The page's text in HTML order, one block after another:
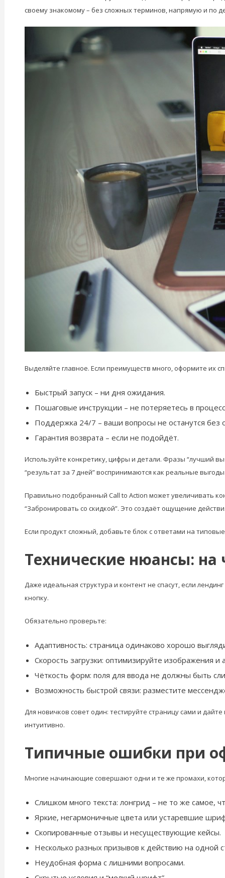
своему знакомому – без сложных терминов, напрямую и по
Выделяйте главное. Если преимуществ много, оформите их
Быстрый запуск – ни дня ожидания.
Пошаговые инструкции – не потеряетесь в
Поддержка 24/7 – ваши вопросы не останутся без
Гарантия возврата – если не подойдёт.
Используйте конкретику, цифры и детали. Фразы “лучший
“результат за 7 дней” воспринимаются как реальные
Правильно подобранный Call to Action может увеличивать
“Забронировать со скидкой”. Это создаёт ощущение
Если продукт сложный, добавьте блок с ответами на
Технические нюансы:
Даже идеальная структура и контент не спасут, если
кнопку.
Обязательно проверьте:
Адаптивность: страница одинаково хорошо
Скорость загрузки: оптимизируйте изображения
Чёткость форм: поля для ввода не должны быть
Возможность быстрой связи: разместите
Для новичков совет один: тестируйте страницу сами и
интуитивно.
Типичные ошибки при
Многие начинающие совершают одни и те же промахи,
Слишком много текста: лонгрид – не то же самое,
Яркие, негармоничные цвета или устаревшие
Скопированные отзывы и несуществующие кейсы.
Несколько разных призывов к действию на одной
Неудобная форма с лишними вопросами.